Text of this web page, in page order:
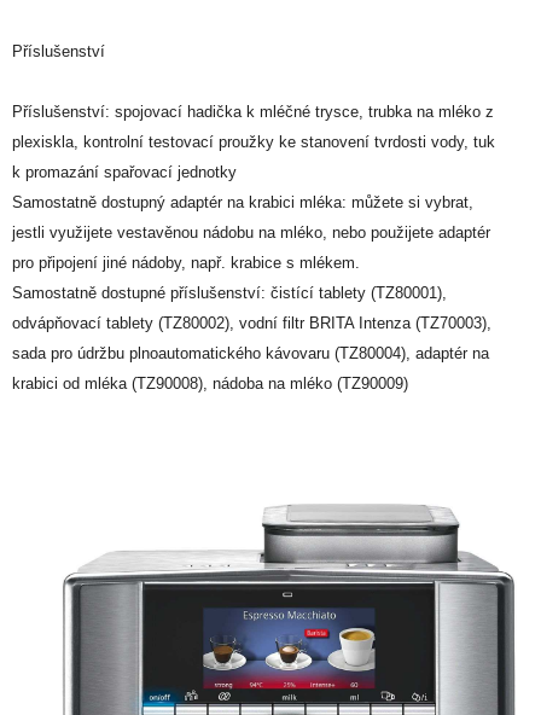
Příslušenství
Příslušenství: spojovací hadička k mléčné trysce, trubka na mléko z
plexiskla, kontrolní testovací proužky ke stanovení tvrdosti vody, tuk
k promazání spařovací jednotky
Samostatně dostupný adaptér na krabici mléka: můžete si vybrat,
jestli využijete vestavěnou nádobu na mléko, nebo použijete adaptér
pro připojení jiné nádoby, např. krabice s mlékem.
Samostatně dostupné příslušenství: čistící tablety (TZ80001),
odvápňovací tablety (TZ80002), vodní filtr BRITA Intenza (TZ70003),
sada pro údržbu plnoautomatického kávovaru (TZ80004), adaptér na
krabici od mléka (TZ90008), nádoba na mléko (TZ90009)